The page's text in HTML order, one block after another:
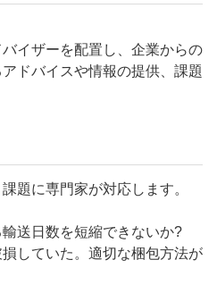
イザーを配置し、企業からの
ドバイスや情報の提供、課題
題に専門家が対応します。
送日数を短縮できないか?
ていた。適切な梱包方法が